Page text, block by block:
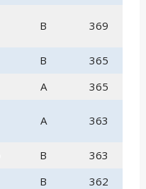
B 369
B
365
A
365
A 363
B
363
B 362